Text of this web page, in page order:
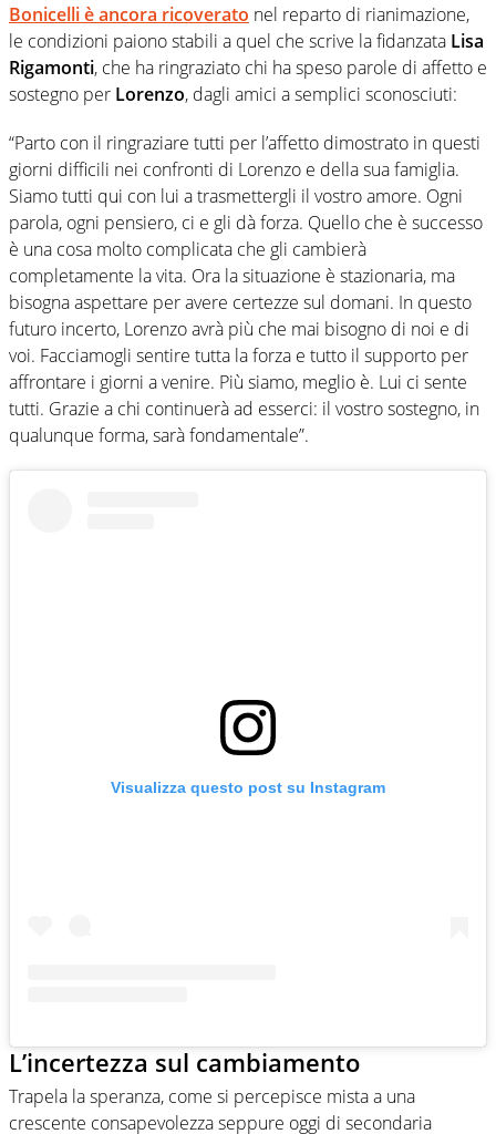
Bonicelliè ancora ricoverato nel reparto di rianimazione,
le condizioni paiono stabili a quel che scrive la fidanzata Lisa
Rigamonti, che ha ringraziato chi ha speso parole di affetto e
sostegno per Lorenzo, dagli amici a semplici sconosciuti:
“Parto con il ringraziare tutti per l’affetto dimostrato in questi
giorni difficili nei confronti di Lorenzo e della sua famiglia.
Siamo tutti qui con lui a trasmettergli il vostro amore. Ogni
parola, ogni pensiero, ci e gli dà forza. Quello che è successo
è una cosa molto complicata che gli cambierà
completamente la vita. Ora la situazione è stazionaria, ma
bisogna aspettare per avere certezze sul domani. In questo
futuro incerto, Lorenzo avrà più che mai bisogno di noi e di
voi. Facciamogli sentire tutta la forza e tutto il supporto per
affrontare i giorni a venire. Più siamo, meglio è. Lui ci sente
tutti. Grazie a chi continuerà ad esserci: il vostro sostegno, in
qualunque forma, sarà fondamentale”.
Visualizza questo post su Instagram
L’incertezza sul cambiamento
Trapela la speranza, come si percepisce mista a una
crescente consapevolezza seppure oggi di secondaria